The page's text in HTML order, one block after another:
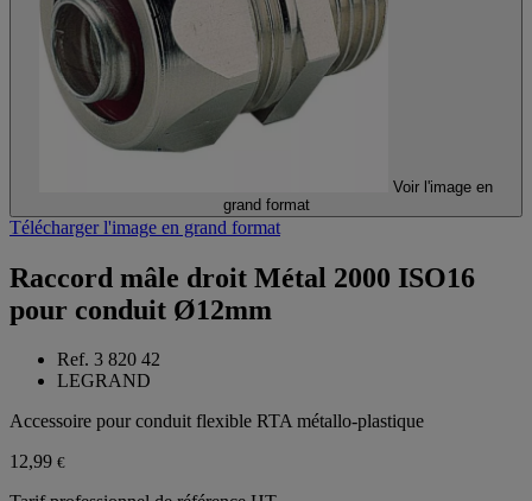
Voir l'image en
grand format
Télécharger l'image en grand format
Raccord mâle droit Métal 2000 ISO16
pour conduit Ø12mm
Ref. 3 820 42
LEGRAND
Accessoire pour conduit flexible RTA métallo-plastique
12,99 €